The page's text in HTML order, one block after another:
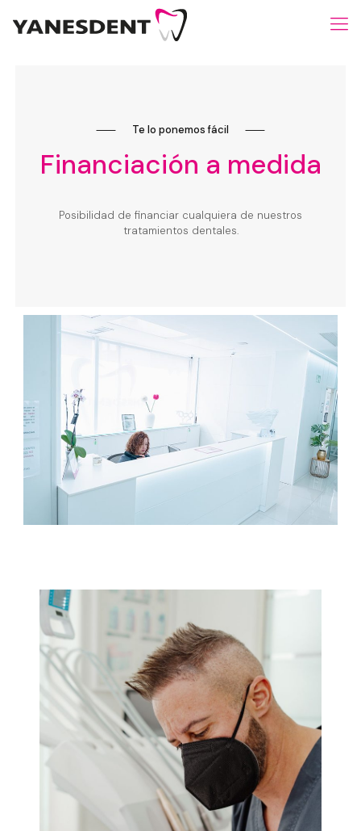
⸺ Te lo ponemos fácil ⸺
Financiación a medida
Posibilidad de financiar cualquiera de nuestros
tratamientos dentales.